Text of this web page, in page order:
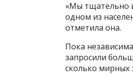
«Мы тщательно
одном из
отметила она.
Пока
запросили
сколько мирных